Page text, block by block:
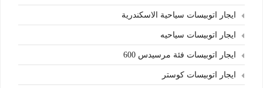
ايجار اتوبيسات سياحية الاسكندرية
ايجار اتوبيسات سياحيه
ايجار اتوبيسات فئة مرسيدس 600
ايجار اتوبيسات كوستر